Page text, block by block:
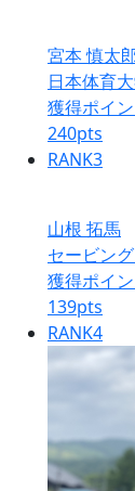
宮本 慎太
日本体育
獲得ポイン
240pts
RANK3
山根 拓馬
セービン
獲得ポイン
139pts
RANK4